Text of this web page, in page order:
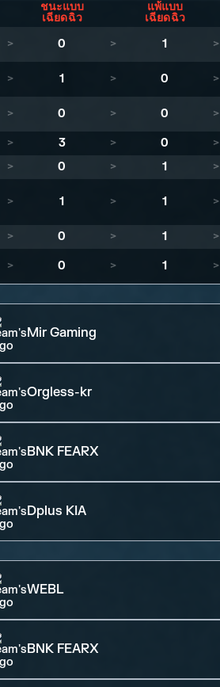
ชนะแบบ
เฉียดฉิว
แพ้แบบ
เฉียดฉิว
> 0 > 1 >
> 1 > 0 >
> 0 > 0 >
> 3 > 0 >
> 0 > 1 >
> 1 > 1 >
> 0 > 1 >
> 0 > 1 >
Mir Gaming
Orgless-kr
BNK FEARX
Dplus KIA
WEBL
BNK FEARX